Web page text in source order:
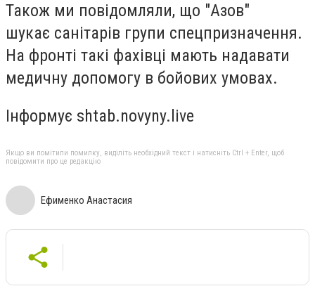
Також ми повідомляли, що "Азов"
шукає санітарів групи спецпризначення.
На фронті такі фахівці мають надавати
медичну допомогу в бойових умовах.
Інформує shtab.novyny.live
Якщо ви помітили помилку, виділіть необхідний текст і натисніть Ctrl + Enter, щоб
повідомити про це редакцію
Ефименко Анастасия